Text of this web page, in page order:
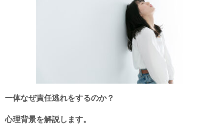
一体なぜ責任逃れをするのか？
心理背景を解説します。